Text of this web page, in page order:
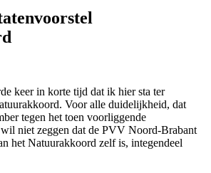
keer in korte tijd dat ik hier sta ter
Voor alle duidelijkheid, dat
tegen het toen voorliggende
wil niet zeggen dat de PVV Noord-Brabant
het Natuurakkoord zelf is, integendeel